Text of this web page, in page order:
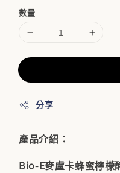
數量
分享
產品介紹：
Bio-E麥盧卡蜂蜜檸檬